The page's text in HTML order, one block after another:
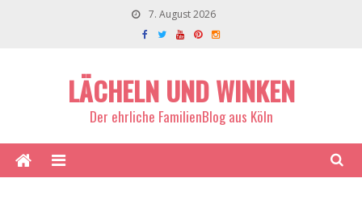
7. August 2026
LÄCHELN UND WINKEN
Der ehrliche FamilienBlog aus Köln